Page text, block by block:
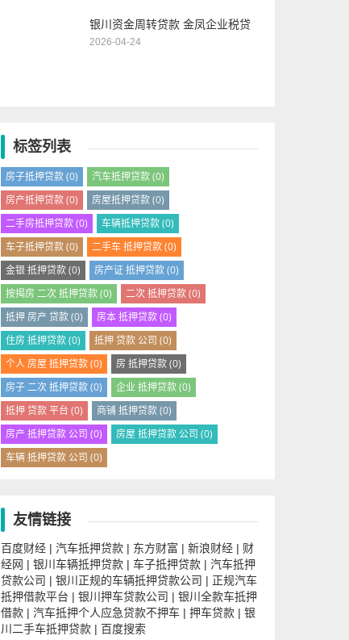
银川资金周转贷款 金凤企业税贷
2026-04-24
标签列表
房子抵押贷款(0) 汽车抵押贷款(0)
房产抵押贷款(0) 房屋抵押贷款(0)
二手房抵押贷款(0) 车辆抵押贷款(0)
车子抵押贷款(0) 二手车 抵押贷款(0)
金银 抵押贷款(0) 房产证 抵押贷款(0)
按揭房 二次 抵押贷款(0) 二次 抵押贷款(0)
抵押 房产 贷款(0) 房本 抵押贷款(0)
住房 抵押贷款(0) 抵押 贷款 公司 (0)
个人 房屋 抵押贷款(0) 房 抵押贷款(0)
房子 二次 抵押贷款(0) 企业 抵押贷款(0)
抵押 贷款 平台 (0) 商铺 抵押贷款(0)
房产 抵押贷款 公司 (0) 房屋 抵押贷款 公司 (0)
车辆 抵押贷款 公司 (0)
友情链接
百度财经 | 汽车抵押贷款 | 东方财富 | 新浪财经 | 财
经网 | 银川车辆抵押贷款 | 车子抵押贷款 | 汽车抵押
贷款公司 | 银川正规的车辆抵押贷款公司 | 正规汽车
抵押借款平台 | 银川押车贷款公司 | 银川全款车抵押
借款 | 汽车抵押个人应急贷款不押车 | 押车贷款 | 银
川二手车抵押贷款 | 百度搜索